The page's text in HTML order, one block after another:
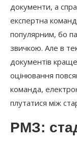
документи, а
експертна
популярним, бо
звичкою. Але в
документів
оцінювання
команда,
плутатися між
РМЗ: